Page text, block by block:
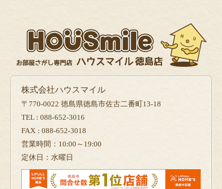
株式会社ハウスマイル
〒770-0022 徳島県徳島市佐古二番町13-18
TEL : 088-652-3016
FAX : 088-652-3018
営業時間：10:00～19:00
定休日：水曜日